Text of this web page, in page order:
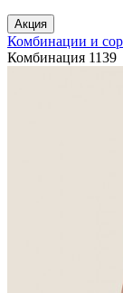
Акция
Комбинации и
Комбинация 1139